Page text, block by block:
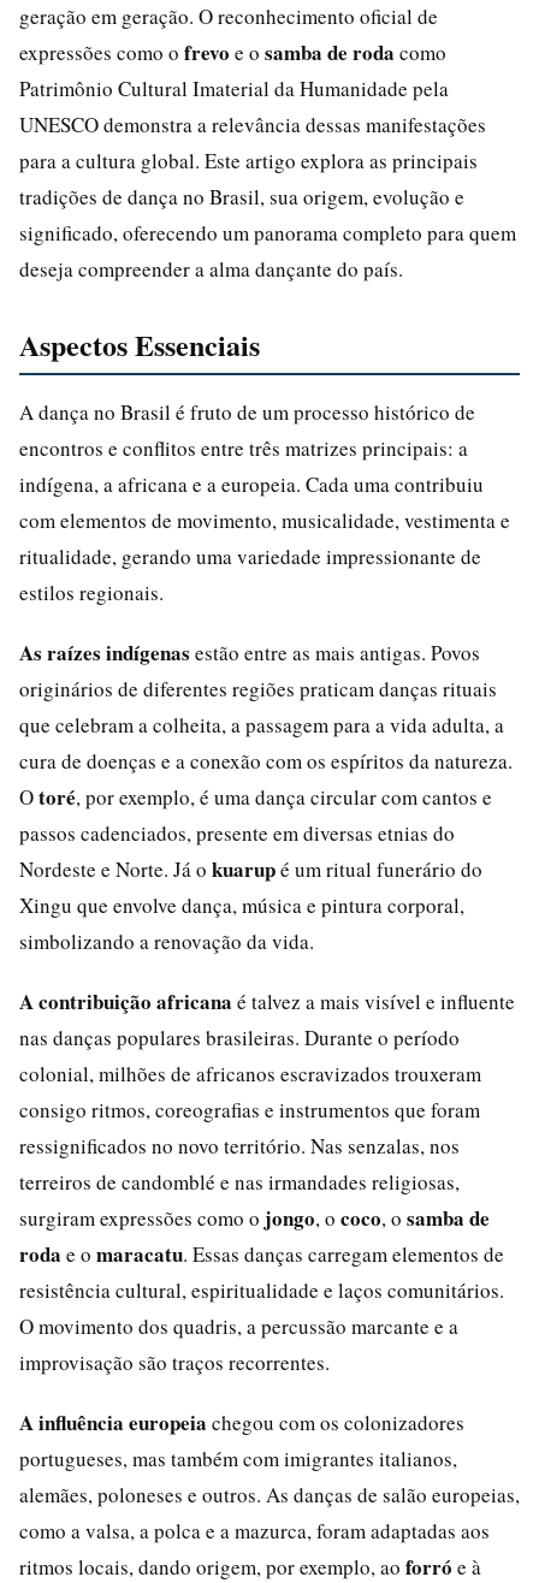
geração em geração. O reconhecimento oficial de
expressões como o frevo e o samba de roda como
Patrimônio Cultural Imaterial da Humanidade pela
UNESCO demonstra a relevância dessas manifestações
para a cultura global. Este artigo explora as principais
tradições de dança no Brasil, sua origem, evolução e
significado, oferecendo um panorama completo para quem
deseja compreender a alma dançante do país.
Aspectos Essenciais
A dança no Brasil é fruto de um processo histórico de
encontros e conflitos entre três matrizes principais: a
indígena, a africana e a europeia. Cada uma contribuiu
com elementos de movimento, musicalidade, vestimenta e
ritualidade, gerando uma variedade impressionante de
estilos regionais.
As raízes indígenas estão entre as mais antigas. Povos
originários de diferentes regiões praticam danças rituais
que celebram a colheita, a passagem para a vida adulta, a
cura de doenças e a conexão com os espíritos da natureza.
Otoré, por exemplo, é uma dança circular com cantos e
passos cadenciados, presente em diversas etnias do
Nordeste e Norte. Já o kuarupé um ritual funerário do
Xingu que envolve dança, música e pintura corporal,
simbolizando a renovação da vida.
A contribuição africana é talvez a mais visível e influente
nas danças populares brasileiras. Durante o período
colonial, milhões de africanos escravizados trouxeram
consigo ritmos, coreografias e instrumentos que foram
ressignificados no novo território. Nas senzalas, nos
terreiros de candomblé e nas irmandades religiosas,
surgiram expressões como o jongo, o coco, o samba de
roda e o maracatu. Essas danças carregam elementos de
resistência cultural, espiritualidade e laços comunitários.
O movimento dos quadris, a percussão marcante e a
improvisação são traços recorrentes.
A influência europeia chegou com os colonizadores
portugueses, mas também com imigrantes italianos,
alemães, poloneses e outros. As danças de salão europeias,
como a valsa, a polca e a mazurca, foram adaptadas aos
ritmos locais, dando origem, por exemplo, ao forró e à